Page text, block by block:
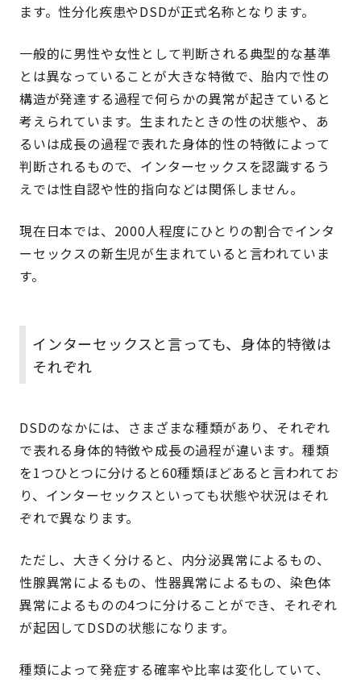
ます。性分化疾患やDSDが正式名称となります。
一般的に男性や女性として判断される典型的な基準
とは異なっていることが大きな特徴で、胎内で性の
構造が発達する過程で何らかの異常が起きていると
考えられています。生まれたときの性の状態や、あ
るいは成長の過程で表れた身体的性の特徴によって
判断されるもので、インターセックスを認識するう
えでは性自認や性的指向などは関係しません。
現在日本では、2000人程度にひとりの割合でインタ
ーセックスの新生児が生まれていると言われていま
す。
インターセックスと言っても、身体的特徴は
それぞれ
DSDのなかには、さまざまな種類があり、それぞれ
で表れる身体的特徴や成長の過程が違います。種類
を1つひとつに分けると60種類ほどあると言われてお
り、インターセックスといっても状態や状況はそれ
ぞれで異なります。
ただし、大きく分けると、内分泌異常によるもの、
性腺異常によるもの、性器異常によるもの、染色体
異常によるものの4つに分けることができ、それぞれ
が起因してDSDの状態になります。
種類によって発症する確率や比率は変化していて、